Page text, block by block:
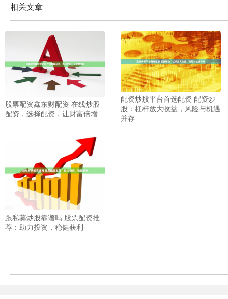
相关文章
股票配资鑫东财配资 在线炒股
配资，选择配资，让财富倍增
配资炒股平台首选配资 配资炒
股：杠杆放大收益，风险与机遇
并存
跟私募炒股靠谱吗 股票配资推
荐：助力投资，稳健获利